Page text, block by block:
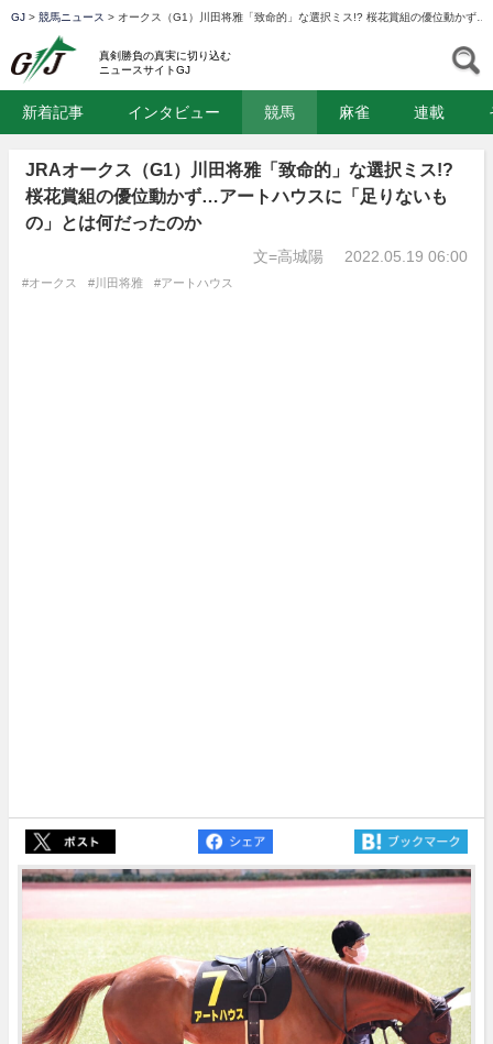
GJ > 競馬ニュース > オークス（G1）川田将雅「致命的」な選択ミス!? 桜花賞組の優位動かず…
真剣勝負の真実に切り込む
ニュースサイトGJ
新着記事 インタビュー 競馬 麻雀 連載
JRAオークス（G1）川田将雅「致命的」な選択ミス!?
桜花賞組の優位動かず…アートハウスに「足りないも
の」とは何だったのか
文=高城陽 2022.05.19 06:00
#オークス #川田将雅 #アートハウス